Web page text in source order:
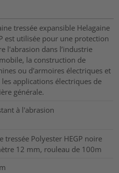
tressée expansible Helagaine
est utilisée pour une protection
l'abrasion dans l’industrie
la construction de
ou d'armoires électriques et
les applications électriques de
générale.
à l'abrasion
tressée Polyester HEGP noire
12 mm, rouleau de 100m
m